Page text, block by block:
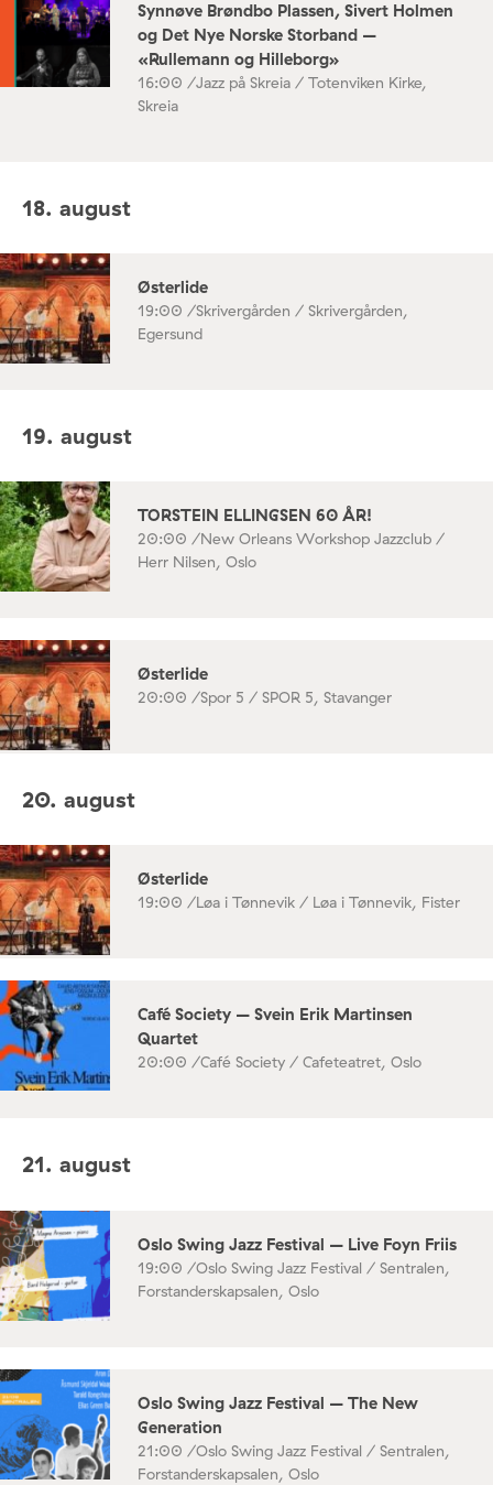
Synnøve Brøndbo Plassen, Sivert Holmen
og Det Nye Norske Storband –
«Rullemann og Hilleborg»
16:00 /Jazz på Skreia / Totenviken Kirke,
Skreia
18. august
Østerlide
19:00 /Skrivergården / Skrivergården,
Egersund
19. august
TORSTEIN ELLINGSEN 60 ÅR!
20:00 /New Orleans Workshop Jazzclub /
Herr Nilsen, Oslo
Østerlide
20:00 /Spor 5 / SPOR 5, Stavanger
20. august
Østerlide
19:00 /Løa i Tønnevik / Løa i Tønnevik, Fister
Café Society – Svein Erik Martinsen
Quartet
20:00 /Café Society / Cafeteatret, Oslo
21. august
Oslo Swing Jazz Festival – Live Foyn Friis
19:00 /Oslo Swing Jazz Festival / Sentralen,
Forstanderskapsalen, Oslo
Oslo Swing Jazz Festival – The New
Generation
21:00 /Oslo Swing Jazz Festival / Sentralen,
Forstanderskapsalen, Oslo